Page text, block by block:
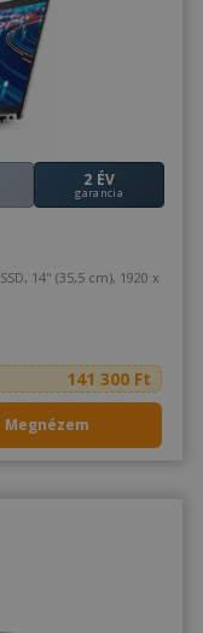
2 ÉV
garancia
141 300 Ft
Megnézem